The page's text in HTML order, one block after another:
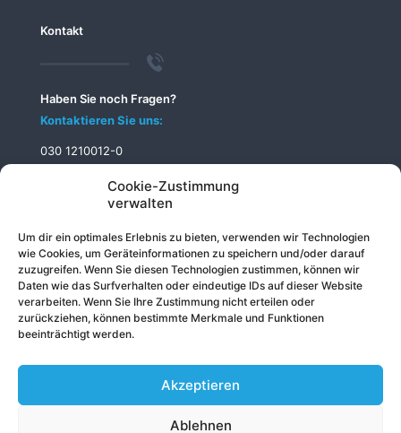
Cookie-Zustimmung
verwalten
Um dir ein optimales Erlebnis zu bieten, verwenden wir Technologien
wie Cookies, um Geräteinformationen zu speichern und/oder darauf
zuzugreifen. Wenn Sie diesen Technologien zustimmen, können wir
Daten wie das Surfverhalten oder eindeutige IDs auf dieser Website
verarbeiten. Wenn Sie Ihre Zustimmung nicht erteilen oder
zurückziehen, können bestimmte Merkmale und Funktionen
beeinträchtigt werden.
Akzeptieren
Ablehnen
Kontakt
Haben Sie noch Fragen?
Kontaktieren Sie uns:
030 1210012-0
info@telecomputer.de
© 2026 Telecomputer GmbH Impressum